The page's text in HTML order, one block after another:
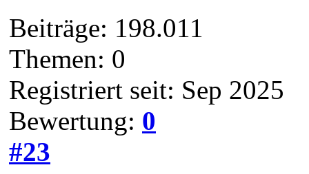
Beiträge: 198.011
Themen: 0
Registriert seit: Sep 2025
Bewertung: 0
#23